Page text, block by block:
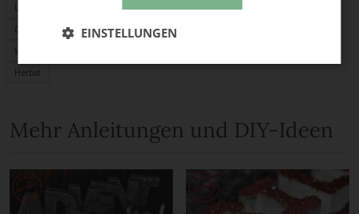
Upcycling
Garten-Deko
Weihnachten
Herbst
Mehr Anleitungen und DIY-Ideen
EINSTELLUNGEN